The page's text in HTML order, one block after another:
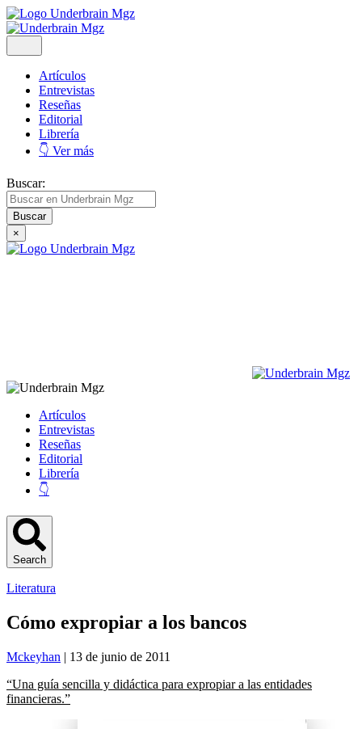
Artículos
Entrevistas
Reseñas
Editorial
Librería
👇 Ver más
Buscar:
×
Artículos
Entrevistas
Reseñas
Editorial
Librería
👇
Search
Literatura
Cómo expropiar a los bancos
Mckeyhan | 13 de junio de 2011
“Una guía sencilla y didáctica para expropiar a las entidades
financieras.”